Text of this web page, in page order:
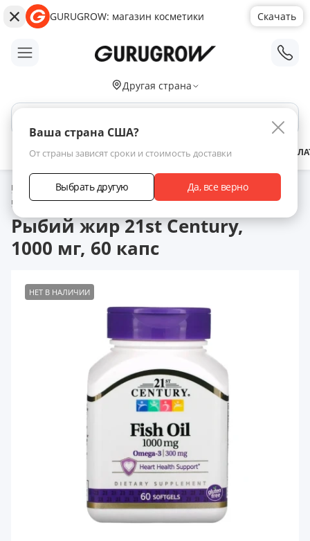
GURUGROW: магазин косметики Скачать
Другая страна
Ваша страна США?
От страны зависят сроки и стоимость доставки
Выбрать другую Да, все верно
АКЦИИ НОВИНКИБРЕНДЫЗАРАБОТАТЬ С НАМИ
Главная Каталог товаров Витамины для здоровья волос
пищевые добавки
Рыбий жир 21st Century, 1000 мг, 60 капс
Рыбий жир 21st Century,
1000 мг, 60 капс
НЕТ В НАЛИЧИИ